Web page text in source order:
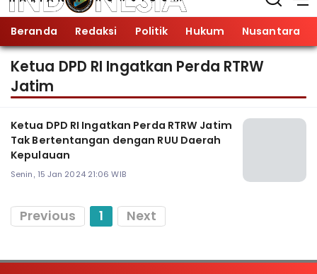
Beranda Redaksi Politik Hukum Nusantara
Ketua DPD RI Ingatkan Perda RTRW
Jatim
Ketua DPD RI Ingatkan Perda RTRW Jatim
Tak Bertentangan dengan RUU Daerah
Kepulauan
Senin, 15 Jan 2024 21:06 WIB
Previous 1 Next